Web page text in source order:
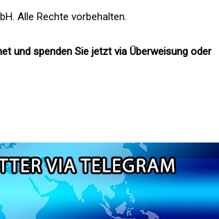
Alle Rechte vorbehalten.
und spenden Sie jetzt via Überweisung oder